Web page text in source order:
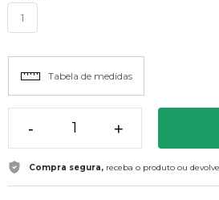
1
Tabela de medidas
- +
Compra segura, receba o produto ou